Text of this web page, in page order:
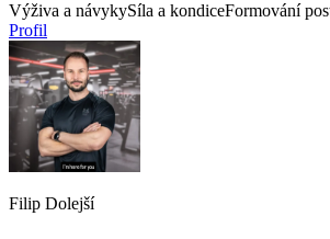
Výživa a návykySíla a kondiceFormování
Profil
Filip Dolejší